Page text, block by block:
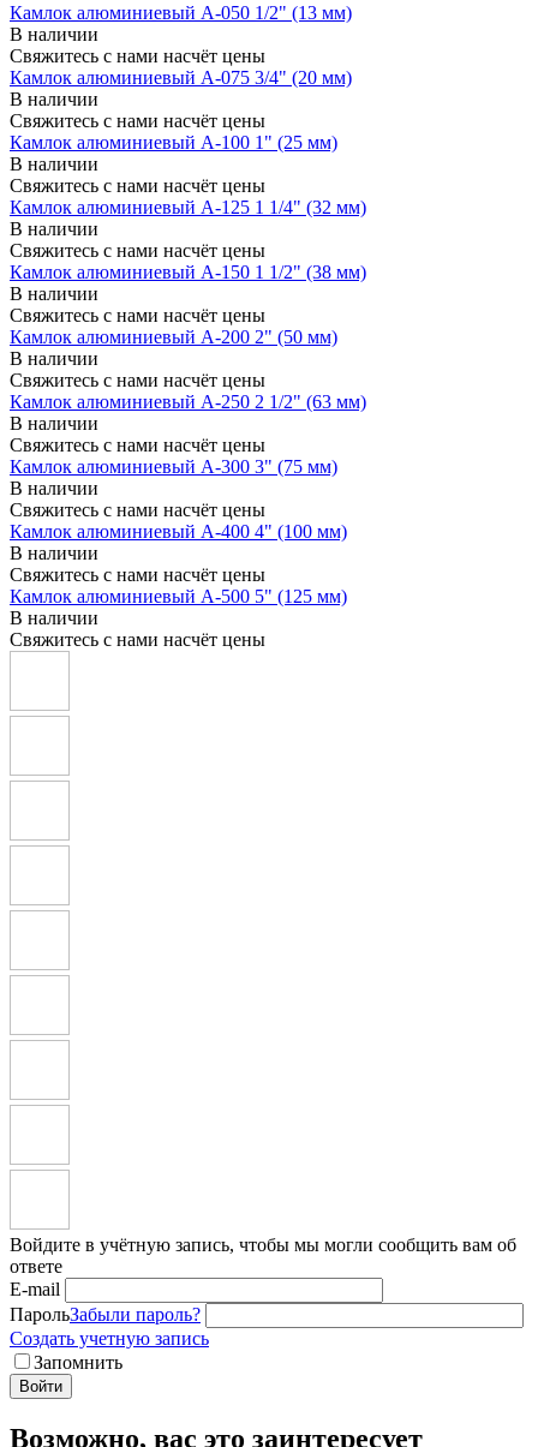
Камлок алюминиевый A-050 1/2" (13 мм)
В наличии
Свяжитесь с нами насчёт цены
Камлок алюминиевый A-075 3/4" (20 мм)
В наличии
Свяжитесь с нами насчёт цены
Камлок алюминиевый A-100 1" (25 мм)
В наличии
Свяжитесь с нами насчёт цены
Камлок алюминиевый A-125 1 1/4" (32 мм)
В наличии
Свяжитесь с нами насчёт цены
Камлок алюминиевый A-150 1 1/2" (38 мм)
В наличии
Свяжитесь с нами насчёт цены
Камлок алюминиевый A-200 2" (50 мм)
В наличии
Свяжитесь с нами насчёт цены
Камлок алюминиевый A-250 2 1/2" (63 мм)
В наличии
Свяжитесь с нами насчёт цены
Камлок алюминиевый A-300 3" (75 мм)
В наличии
Свяжитесь с нами насчёт цены
Камлок алюминиевый A-400 4" (100 мм)
В наличии
Свяжитесь с нами насчёт цены
Камлок алюминиевый A-500 5" (125 мм)
В наличии
Свяжитесь с нами насчёт цены
Войдите в учётную запись, чтобы мы могли сообщить вам об
ответе
E-mail
ПарольЗабыли пароль?
Создать учетную запись
Запомнить
Войти
Возможно, вас это заинтересует